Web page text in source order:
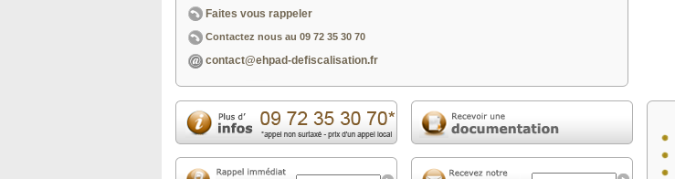
Faites vous rappeler
Contactez nous au 09 72 35 30 70
contact@ehpad-defiscalisation.fr